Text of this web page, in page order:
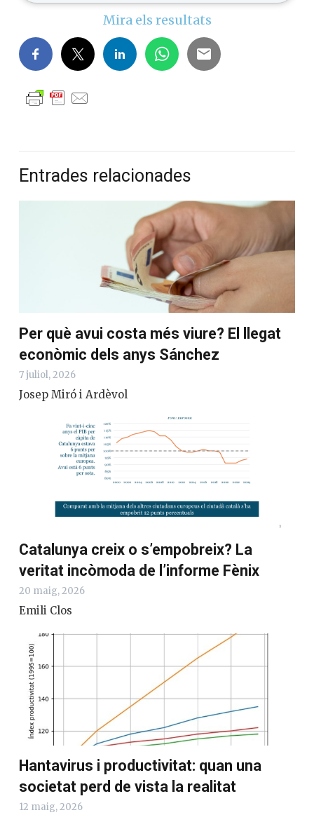
Mira els resultats
Entrades relacionades
Per què avui costa més viure? El llegat
econòmic dels anys Sánchez
7 juliol, 2026
Josep Miró i Ardèvol
Catalunya creix o s’empobreix? La
veritat incòmoda de l’informe Fènix
20 maig, 2026
Emili Clos
Hantavirus i productivitat: quan una
societat perd de vista la realitat
12 maig, 2026